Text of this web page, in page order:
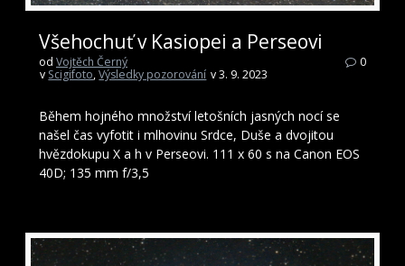
Všehochuť v Kasiopei a Perseovi
od Vojtěch Černý
v Scigifoto,Výsledky pozorování v 3. 9. 2023
0
Během hojného množství letošních jasných nocí se
našel čas vyfotit i mlhovinu Srdce, Duše a dvojitou
hvězdokupu X a h v Perseovi. 111 x 60 s na Canon EOS
40D; 135 mm f/3,5